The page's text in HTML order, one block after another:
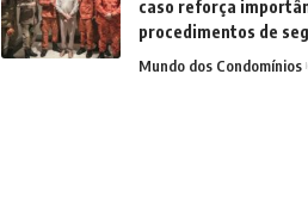
caso reforça
procedimentos de
Mundo dos Condomínios